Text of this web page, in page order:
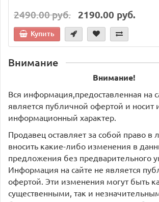
2490.00 руб. 2190.00 руб.
Купить
Внимание
Внимание!
Вся информация,предоставленная на
является публичной офертой и носит
информационный характер.
Продавец оставляет за собой право
вносить какие-либо изменения в
предложения без предварительного
Информация на сайте не является
офертой. Эти изменения могут быть
существенными, так и